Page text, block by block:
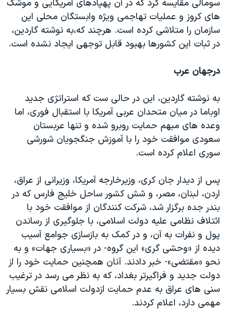
سومالی مقایسه کرد که در آن پهپادهای آمریکایی و موشک
های کروز و عملیات تهاجمی ویژه وابستگان محلی این
سازمان را متلاشی کرده است. هرچند که،به نوشته گاردین،
در ثبات این کشورها بهبود قابل توجهی ایجاد نشده است.
درجهان عرب
به نوشته گاردین، این در حالی ست که استراتژی جدید
اوباما در میان متحدان عربی آمریکا با استقبال فوری، اما
وعده های مبهم حمایت روبرو شده و تنها عربستان
سعودی موافقت خود را با آموزش جنگجویان شورشی
سوری اعلام کرده است.
پس از دیدار جان کری، وزیرخارجه آمریکا، وزیرانی از عراق،
اردن، لبنان، مصر، و شش کشور ساحل خلیج فارس که در
بندر جده برگزار شد، شرکت کنندگان از موافقت خود با
ائتلاف نظامی علیه دولت اسلامی، با جلوگیری از رساندن
پول و نفرات به آن، و در کمک به بازسازی جوامع آسیب
دیده از «وحشی گری» این گروه- در «بسیاری جهات» و به
نحو «مقتضی»- خبر دادند. آنان همچنین حمایت خود را از
دولت جدید و فراگیرتر بغداد، که به نظر می رسد در ترغیب
سنی های عراق به عدم حمایت ازدولت اسلامی نقش بسیار
مهمی دارد، اعلام کردند.